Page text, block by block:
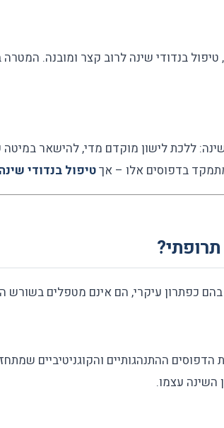
בנדודי שינה לרוב קצר ומובנה. המטרה
ללכת לישון מוקדם מדי, להישאר
בדפוסים אלו – אךטיפול בנדודי שינה
כפתרון עיקרי, הם אינם מטפלים בשורש
ההתנהגותיים והקוגניטיביים
השינה עצמו.